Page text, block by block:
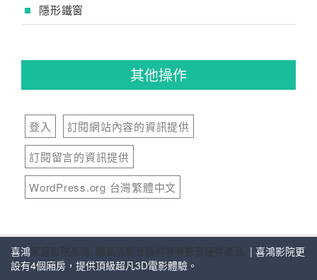
隱形鐵窗
其他操作
登入 訂閱網站內容的資訊提供
訂閱留言的資訊提供
WordPress.org 台灣繁體中文
喜鴻家庭影院高清, 超高清影音器材等等影音硬件產品. | 喜鴻影院更
設有4個廂房，提供頂級超凡3D電影體驗。